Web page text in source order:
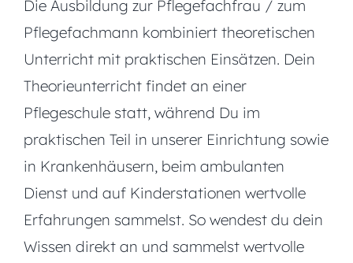
Die Ausbildung zur Pflegefachfrau / zum
Pflegefachmann kombiniert theoretischen
Unterricht mit praktischen Einsätzen. Dein
Theorieunterricht findet an einer
Pflegeschule statt, während Du im
praktischen Teil in unserer Einrichtung sowie
in Krankenhäusern, beim ambulanten
Dienst und auf Kinderstationen wertvolle
Erfahrungen sammelst. So wendest du dein
Wissen direkt an und sammelst wertvolle